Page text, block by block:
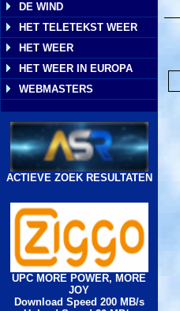
DE WIND
HET TELETEKST WEER
HET WEER
HET WEER IN EUROPA
WEBMASTERS
ACTIEVE ZOEK RESULTATEN
UPC MORE POWER, MORE
JOY
Download Speed 200 MB/s